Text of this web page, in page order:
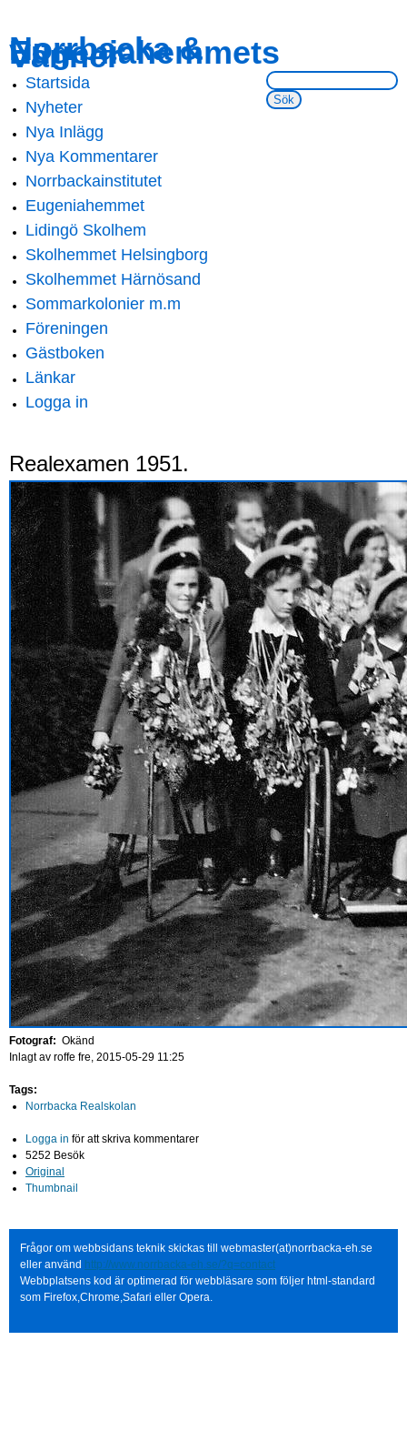
main
content
navigation
Norrbacka &
Eugeniahemmets
Vänner
Sök på webbsidan:
Main menu
Startsida
Nyheter
Nya Inlägg
Nya Kommentarer
Norrbackainstitutet
Eugeniahemmet
Lidingö Skolhem
Skolhemmet Helsingborg
Skolhemmet Härnösand
Sommarkolonier m.m
Föreningen
Gästboken
Länkar
Logga in
Realexamen 1951.
Fotograf: Okänd
Inlagt av roffe fre, 2015-05-29 11:25
Tags:
Norrbacka Realskolan
Logga in för att skriva kommentarer
5252 Besök
Original
Thumbnail
Frågor om webbsidans teknik skickas till webmaster(at)norrbacka-eh.se
eller använd http://www.norrbacka-eh.se/?q=contact
Webbplatsens kod är optimerad för webbläsare som följer html-standard
som Firefox,Chrome,Safari eller Opera.